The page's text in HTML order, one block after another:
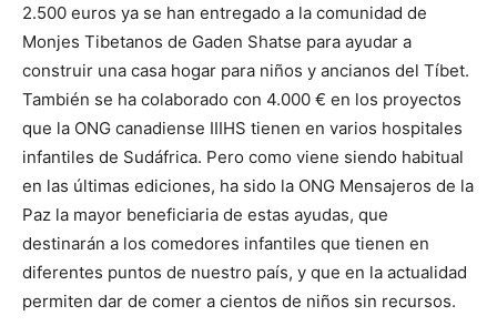
2.500 euros ya se han entregado a la comunidad de
Monjes Tibetanos de Gaden Shatse para ayudar a
construir una casa hogar para niños y ancianos del Tíbet.
También se ha colaborado con 4.000 € en los proyectos
que la ONG canadiense IIIHS tienen en varios hospitales
infantiles de Sudáfrica. Pero como viene siendo habitual
en las últimas ediciones, ha sido la ONG Mensajeros de la
Paz la mayor beneficiaria de estas ayudas, que
destinarán a los comedores infantiles que tienen en
diferentes puntos de nuestro país, y que en la actualidad
permiten dar de comer a cientos de niños sin recursos.